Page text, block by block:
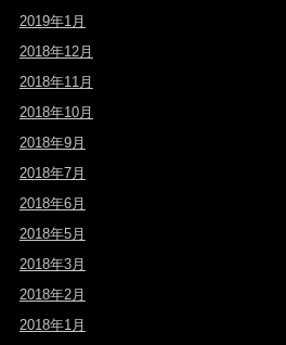
2019年1月
2018年12月
2018年11月
2018年10月
2018年9月
2018年7月
2018年6月
2018年5月
2018年3月
2018年2月
2018年1月